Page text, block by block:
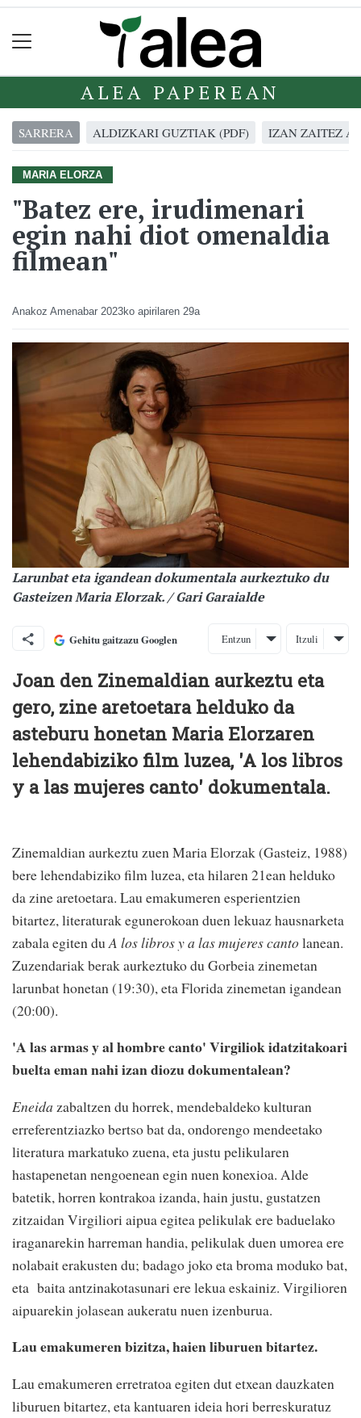
ALEA PAPEREAN
SARRERA ALDIZKARI GUZTIAK (PDF) IZAN ZAITEZ
MARIA ELORZA
"Batez ere, irudimenari
egin nahi diot omenaldia
filmean"
Anakoz Amenabar 2023ko apirilaren 29a
Larunbat eta igandean dokumentala aurkeztuko du
Gasteizen Maria Elorzak. / Gari Garaialde
Gehitu gaitzazu Googlen Entzun Itzuli
Joan den Zinemaldian aurkeztu eta
gero, zine aretoetara helduko da
asteburu honetan Maria Elorzaren
lehendabiziko film luzea, 'A los libros
y a las mujeres canto' dokumentala.
Zinemaldian aurkeztu zuen Maria Elorzak (Gasteiz, 1988)
bere lehendabiziko film luzea, eta hilaren 21ean helduko
da zine aretoetara. Lau emakumeren esperientzien
bitartez, literaturak egunerokoan duen lekuaz hausnarketa
zabala egiten du A los libros y a las mujeres cantolanean.
Zuzendariak berak aurkeztuko du Gorbeia zinemetan
larunbat honetan (19:30), eta Florida zinemetan igandean
(20:00).
'A las armas y al hombre canto' Virgiliok idatzitakoari
buelta eman nahi izan diozu dokumentalean?
Eneida zabaltzen du horrek, mendebaldeko kulturan
erreferentziazko bertso bat da, ondorengo mendeetako
literatura markatuko zuena, eta justu pelikularen
hastapenetan nengoenean egin nuen konexioa. Alde
batetik, horren kontrakoa izanda, hain justu, gustatzen
zitzaidan Virgiliori aipua egitea pelikulak ere baduelako
iraganarekin harreman handia, pelikulak duen umorea ere
nolabait erakusten du; badago joko eta broma moduko bat,
eta baita antzinakotasunari ere lekua eskainiz. Virgilioren
aipuarekin jolasean aukeratu nuen izenburua.
Lau emakumeren bizitza, haien liburuen bitartez.
Lau emakumeren erretratoa egiten dut etxean dauzkaten
liburuen bitartez, eta kantuaren ideia hori berreskuratuz